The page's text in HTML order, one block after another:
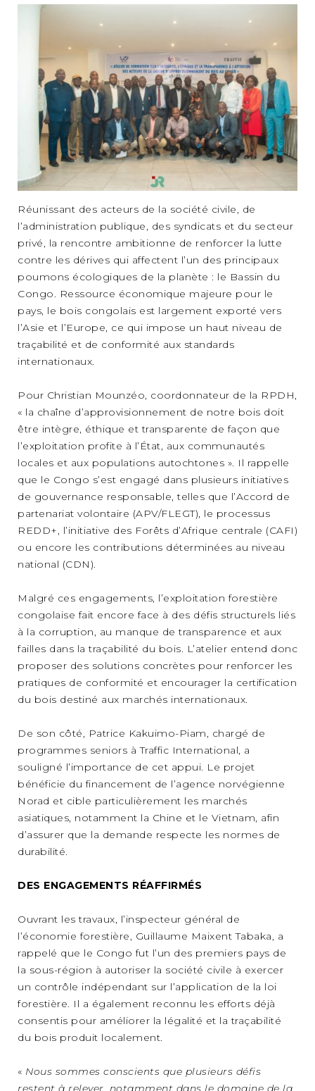
Réunissant des acteurs de la société civile, de
l’administration publique, des syndicats et du secteur
privé, la rencontre ambitionne de renforcer la lutte
contre les dérives qui affectent l’un des principaux
poumons écologiques de la planète : le Bassin du
Congo. Ressource économique majeure pour le
pays, le bois congolais est largement exporté vers
l’Asie et l’Europe, ce qui impose un haut niveau de
traçabilité et de conformité aux standards
internationaux.
Pour Christian Mounzéo, coordonnateur de la RPDH,
« la chaîne d’approvisionnement de notre bois doit
être intègre, éthique et transparente de façon que
l’exploitation profite à l’État, aux communautés
locales et aux populations autochtones ». Il rappelle
que le Congo s’est engagé dans plusieurs initiatives
de gouvernance responsable, telles que l’Accord de
partenariat volontaire (APV/FLEGT), le processus
REDD+, l’initiative des Forêts d’Afrique centrale (CAFI)
ou encore les contributions déterminées au niveau
national (CDN).
Malgré ces engagements, l’exploitation forestière
congolaise fait encore face à des défis structurels liés
à la corruption, au manque de transparence et aux
failles dans la traçabilité du bois. L’atelier entend donc
proposer des solutions concrètes pour renforcer les
pratiques de conformité et encourager la certification
du bois destiné aux marchés internationaux.
De son côté, Patrice Kakuimo-Piam, chargé de
programmes seniors à Traffic International, a
souligné l’importance de cet appui. Le projet
bénéficie du financement de l’agence norvégienne
Norad et cible particulièrement les marchés
asiatiques, notamment la Chine et le Vietnam, afin
d’assurer que la demande respecte les normes de
durabilité.
DES ENGAGEMENTS RÉAFFIRMÉS
Ouvrant les travaux, l’inspecteur général de
l’économie forestière, Guillaume Maixent Tabaka, a
rappelé que le Congo fut l’un des premiers pays de
la sous-région à autoriser la société civile à exercer
un contrôle indépendant sur l’application de la loi
forestière. Il a également reconnu les efforts déjà
consentis pour améliorer la légalité et la traçabilité
du bois produit localement.
« Nous sommes conscients que plusieurs défis
restent à relever, notamment dans le domaine de la